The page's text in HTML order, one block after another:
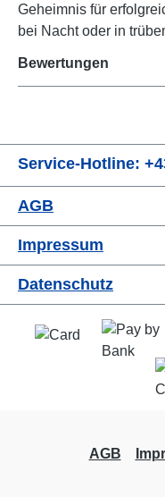
Geheimnis für
bei Nacht oder in
Bewertungen
Service-Hotline:
AGB
Impressum
Datenschutz
AGB